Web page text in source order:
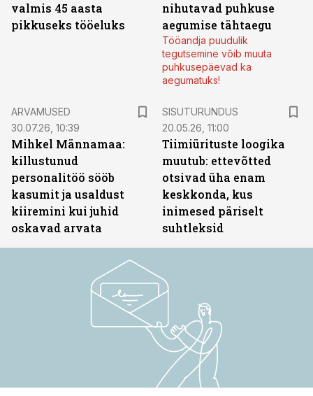
valmis 45 aasta
pikkuseks tööeluks
nihutavad puhkuse
aegumise tähtaegu
Tööandja puudulik
tegutsemine võib muuta
puhkusepäevad ka
aegumatuks!
ARVAMUSED
30.07.26, 10:39
Mihkel Männamaa:
killustunud
personalitöö sööb
kasumit ja usaldust
kiiremini kui juhid
oskavad arvata
SISUTURUNDUS
20.05.26, 11:00
Tiimiürituste loogika
muutub: ettevõtted
otsivad üha enam
keskkonda, kus
inimesed päriselt
suhtleksid